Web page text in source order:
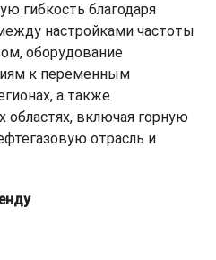
гибкость благодаря
настройками частоты
оборудование
к переменным
а также
областях, включая горную
отрасль и